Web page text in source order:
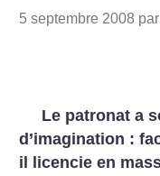
5 septembre 2008
Le patronat a
d’imagination :
il licencie en